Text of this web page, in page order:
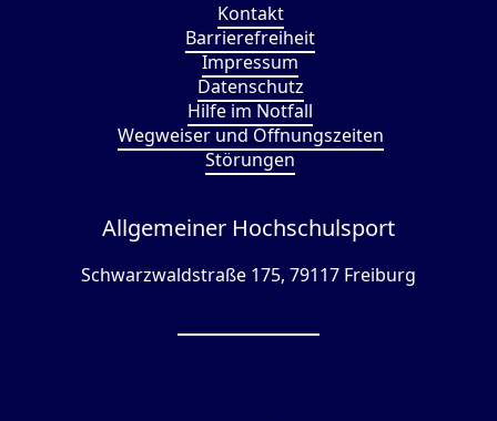
Kontakt
Barrierefreiheit
Impressum
Datenschutz
Hilfe im Notfall
Wegweiser und Öffnungszeiten
Störungen
Allgemeiner Hochschulsport
Schwarzwaldstraße 175, 79117 Freiburg